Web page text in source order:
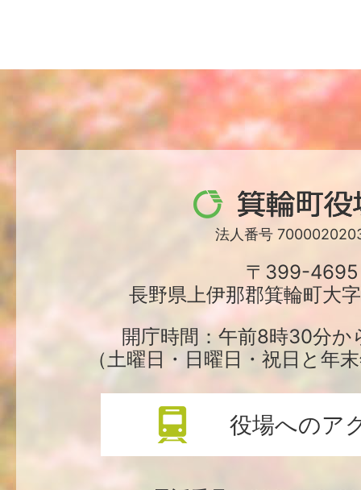
箕
輪
役
場
法人番号
〒399-4695
長野県上伊那郡箕輪町大
開庁時間：午前8時30分か
（土曜日・日曜日・祝日と年
役場へのア